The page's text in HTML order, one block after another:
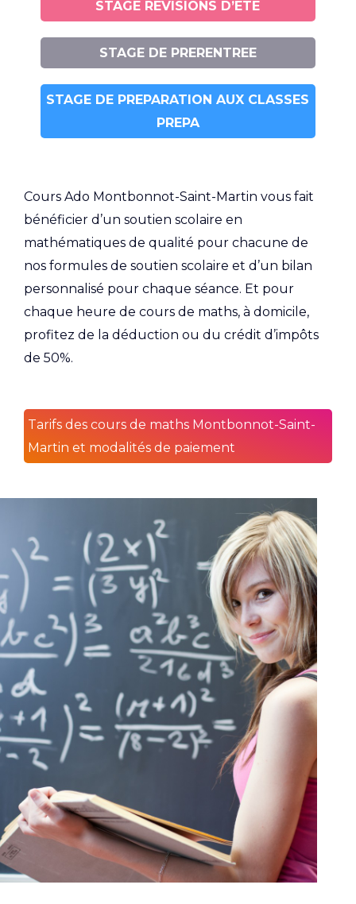
STAGE REVISIONS D’ETE
STAGE DE PRERENTREE
STAGE DE PREPARATION AUX CLASSES
PREPA
Cours Ado Montbonnot-Saint-Martin vous fait
bénéficier d’un soutien scolaire en
mathématiques de qualité pour chacune de
nos formules de soutien scolaire et d’un bilan
personnalisé pour chaque séance. Et pour
chaque heure de cours de maths, à domicile,
profitez de la déduction ou du crédit d’impôts
de 50%.
Tarifs des cours de maths Montbonnot-Saint-
Martin et modalités de paiement